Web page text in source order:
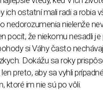
ich ostatní mali radi a robia
nedorozumenia nielenže
pocit, že niekomu nesadli
si Váhy často
Dokážu sa roky
preto, aby sa vyhli
ktoré im nie sú po vôli.